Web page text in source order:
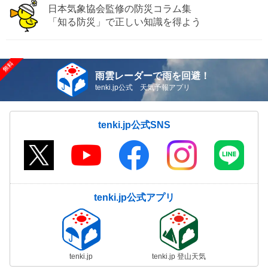
台風15号 明日11日は関東・東北に接近・上陸の
おそれ 異例の進路で北陸へ
10日も西日本を中心に猛烈な暑さ 熊本35℃予
想 地震の被災地は熱中症に警戒
08/10(月)10:00
日本気象協会監修の防災コラム集
「知る防災」で正しい知識を得よう
雨雲レーダーで雨を回避！
tenki.jp公式 天気予報アプリ
tenki.jp公式SNS
tenki.jp公式アプリ
tenki.jp tenki.jp 登山天気